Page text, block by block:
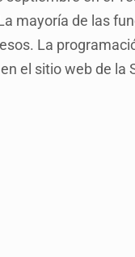
mayoría de las
La
el sitio web de la